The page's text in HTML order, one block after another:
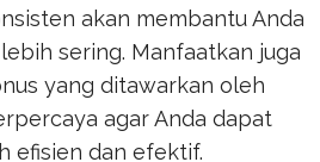
akan membantu Anda
sering. Manfaatkan juga
yang ditawarkan oleh
agar Anda dapat
efisien dan efektif.